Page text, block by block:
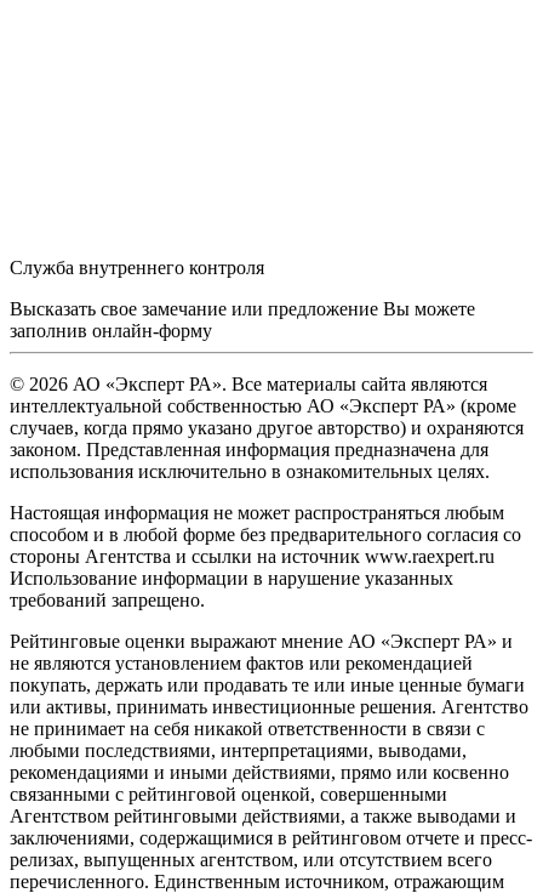
Служба внутреннего контроля
Высказать свое замечание или предложение Вы можете
заполнив онлайн-форму
© 2026 АО «Эксперт РА». Все материалы сайта являются
интеллектуальной собственностью АО «Эксперт РА» (кроме
случаев, когда прямо указано другое авторство) и охраняются
законом. Представленная информация предназначена для
использования исключительно в ознакомительных целях.
Настоящая информация не может распространяться любым
способом и в любой форме без предварительного согласия со
стороны Агентства и ссылки на источник www.raexpert.ru
Использование информации в нарушение указанных
требований запрещено.
Рейтинговые оценки выражают мнение АО «Эксперт РА» и
не являются установлением фактов или рекомендацией
покупать, держать или продавать те или иные ценные бумаги
или активы, принимать инвестиционные решения. Агентство
не принимает на себя никакой ответственности в связи с
любыми последствиями, интерпретациями, выводами,
рекомендациями и иными действиями, прямо или косвенно
связанными с рейтинговой оценкой, совершенными
Агентством рейтинговыми действиями, а также выводами и
заключениями, содержащимися в рейтинговом отчете и пресс-
релизах, выпущенных агентством, или отсутствием всего
перечисленного. Единственным источником, отражающим